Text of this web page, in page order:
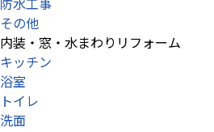
その他
内装・窓・水まわりリフォーム
キッチン
浴室
トイレ
洗面